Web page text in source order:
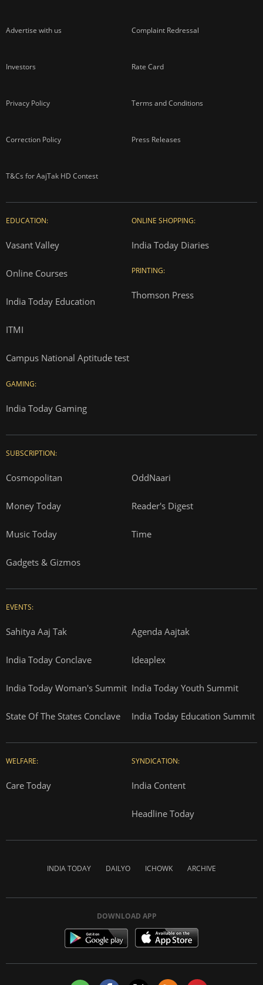
Advertise with us Complaint Redressal
Investors Rate Card
Privacy Policy Terms and Conditions
Correction Policy Press Releases
T&Cs for AajTak HD Contest
EDUCATION:
Vasant Valley
Online Courses
India Today Education
ITMI
Campus National Aptitude test
GAMING:
India Today Gaming
ONLINE SHOPPING:
India Today Diaries
PRINTING:
Thomson Press
SUBSCRIPTION:
Cosmopolitan OddNaari
Money Today Reader's Digest
Music Today Time
Gadgets & Gizmos
EVENTS:
Sahitya Aaj Tak Agenda Aajtak
India Today Conclave Ideaplex
India Today Woman's Summit India Today Youth Summit
State Of The States Conclave India Today Education Summit
WELFARE:
Care Today
SYNDICATION:
India Content
Headline Today
INDIA TODAY DAILYO ICHOWK ARCHIVE
DOWNLOAD APP